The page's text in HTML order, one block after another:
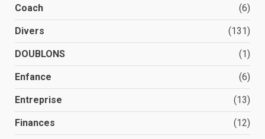
Coach (6)
Divers (131)
DOUBLONS (1)
Enfance (6)
Entreprise (13)
Finances (12)